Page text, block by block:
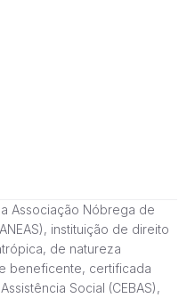
Associação Nóbrega de
instituição de direito
de natureza
beneficente, certificada
Social (CEBAS),